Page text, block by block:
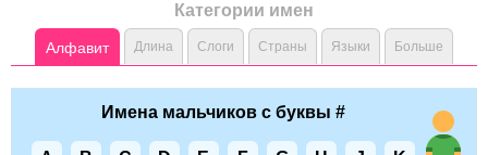
Категории имен
Алфавит Длина Слоги Страны Языки Больше
Имена мальчиков с буквы #